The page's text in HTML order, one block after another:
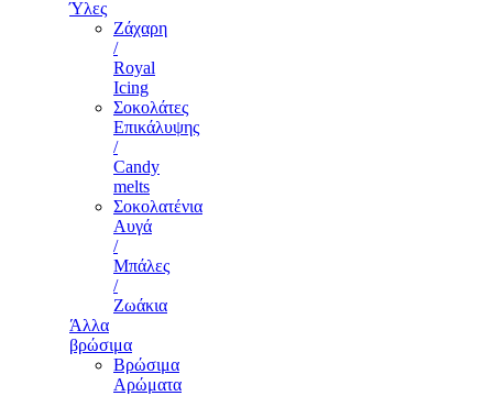
Ύλες
Ζάχαρη
/
Royal
Icing
Σοκολάτες
Επικάλυψης
/
Candy
melts
Σοκολατένια
Αυγά
/
Μπάλες
/
Ζωάκια
Άλλα
βρώσιμα
Βρώσιμα
Αρώματα